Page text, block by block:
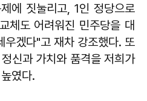
에 짓눌리고, 1인 정당으로
체도 어려워진 민주당을 대
우겠다"고 재차 강조했다. 또
신과 가치와 품격을 저희가
였다.